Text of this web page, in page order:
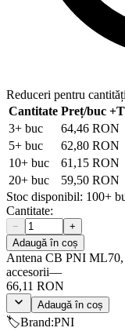
Reduceri pentru
Cantitate Preț/buc
3+ buc 64,46 RON
5+ buc 62,80 RON
10+ buc 61,15 RON
20+ buc 59,50 RON
Stoc disponibil: 100+
Cantitate:
−
+
Adaugă în coș
Antena CB PNI
accesorii—
66,11 RON
Adaugă în coș
🏷️Brand:PNI